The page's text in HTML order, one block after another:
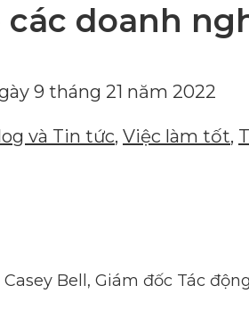
các doanh
9 tháng 21 năm 2022
và Tin tức, Việc làm tốt,
Casey Bell, Giám đốc Tác